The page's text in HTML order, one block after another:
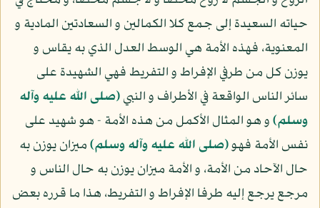
حياته السعيدة إلى جمع كلا الكمالين و السعادتين المادية و
المعنوية، فهذه الأمة هي الوسط العدل الذي به يقاس و
يوزن كل من طرفي الإفراط و التفريط فهي الشهيدة على
سائر الناس الواقعة في الأطراف و النبي(صلى الله عليه وآله
وسلم)و هو المثال الأكمل من هذه الأمة - هو شهيد على
نفس الأمة فهو(صلى الله عليه وآله وسلم)ميزان يوزن به
حال الآحاد من الأمة، و الأمة ميزان يوزن به حال الناس و
مرجع يرجع إليه طرفا الإفراط و التفريط، هذا ما قرره بعض